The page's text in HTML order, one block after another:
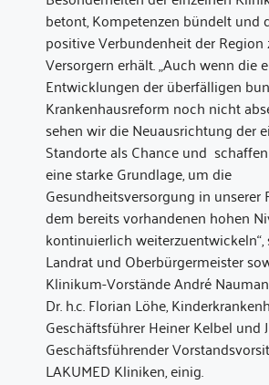
betont, Kompetenzen bündelt und
positive Verbundenheit der Region
Versorgern erhält. „Auch wenn die
Entwicklungen der überfälligen
Krankenhausreform noch nicht
sehen wir die Neuausrichtung der
Standorte als Chance und
eine starke Grundlage, um die
Gesundheitsversorgung in unserer
dem bereits vorhandenen hohen
kontinuierlich weiterzuentwickeln“,
Landrat und Oberbürgermeister
Klinikum-Vorstände André
Dr. h.c. Florian Löhe,
Geschäftsführer Heiner Kelbel und
Geschäftsführender
LAKUMED Kliniken, einig.